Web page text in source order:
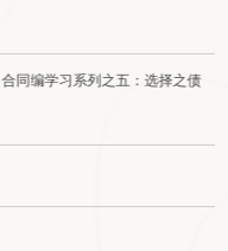
同编学习系列之五：选择之债